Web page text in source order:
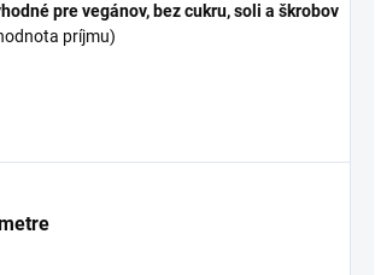
pre vegánov, bez cukru, soli a škrobov
príjmu)